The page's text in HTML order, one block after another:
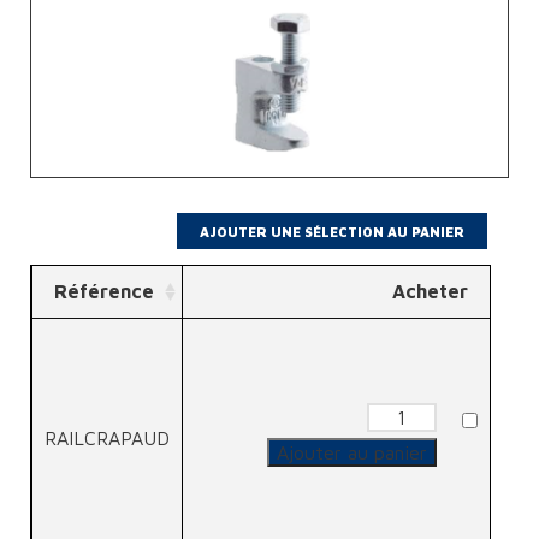
Référence Acheter
RAILCRAPAUD
quantité
Crapaud
Ajouter au panier